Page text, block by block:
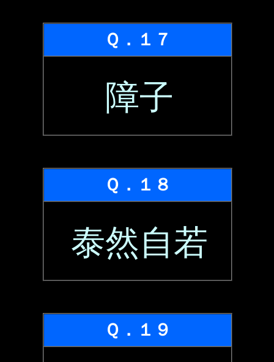
Ｑ．１７
障子
Ｑ．１８
泰然自若
Ｑ．１９